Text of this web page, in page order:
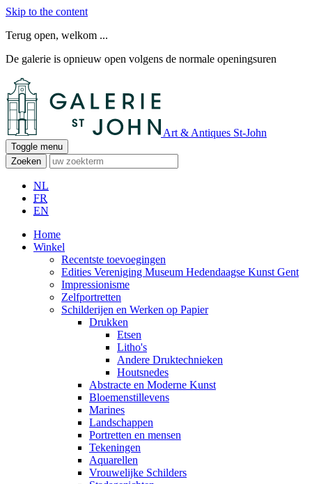
Skip to the content
Terug open, welkom ...
De galerie is opnieuw open volgens de normale openingsuren
Art & Antiques St-John
Toggle menu
Zoeken
NL
FR
EN
Home
Winkel
Recentste toevoegingen
Edities Vereniging Museum Hedendaagse Kunst Gent
Impressionisme
Zelfportretten
Schilderijen en Werken op Papier
Drukken
Etsen
Litho's
Andere Druktechnieken
Houtsnedes
Abstracte en Moderne Kunst
Bloemenstillevens
Marines
Landschappen
Portretten en mensen
Tekeningen
Aquarellen
Vrouwelijke Schilders